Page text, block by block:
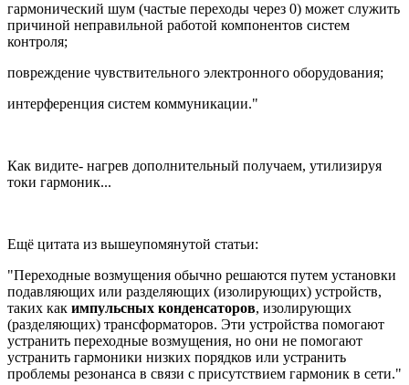
гармонический шум (частые переходы через 0) может служить
причиной неправильной работой компонентов систем
контроля;
повреждение чувствительного электронного оборудования;
интерференция систем коммуникации."
Как видите- нагрев дополнительный получаем, утилизируя
токи гармоник...
Ещё цитата из вышеупомянутой статьи:
"Переходные возмущения обычно решаются путем установки
подавляющих или разделяющих (изолирующих) устройств,
таких как импульсных конденсаторов, изолирующих
(разделяющих) трансформаторов. Эти устройства помогают
устранить переходные возмущения, но они не помогают
устранить гармоники низких порядков или устранить
проблемы резонанса в связи с присутствием гармоник в сети."